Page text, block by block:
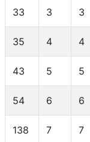
33 3 3
35 4 4
43 5 5
54 6 6
138 7 7